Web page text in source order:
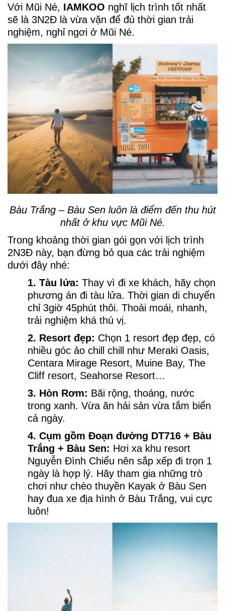
Với Mũi Né, IAMKOO nghĩ lịch trình tốt nhất
sẽ là 3N2Đ là vừa vặn để đủ thời gian trải
nghiệm, nghỉ ngơi ở Mũi Né.
Bàu Trắng – Bàu Sen luôn là điểm đến thu hút
nhất ở khu vực Mũi Né.
Trong khoảng thời gian gói gọn với lịch trình
2N3Đ này, bạn đừng bỏ qua các trải nghiệm
dưới đây nhé:
1. Tàu lửa: Thay vì đi xe khách, hãy chọn
phương án đi tàu lửa. Thời gian di chuyển
chỉ 3giờ 45phút thôi. Thoải moái, nhanh,
trải nghiệm khá thú vị.
2. Resort đẹp: Chọn 1 resort đẹp đẹp, có
nhiều góc ảo chill chill như Meraki Oasis,
Centara Mirage Resort, Muine Bay, The
Cliff resort, Seahorse Resort…
3. Hòn Rơm: Bãi rộng, thoáng, nước
trong xanh. Vừa ăn hải sản vừa tắm biển
cả ngày.
4. Cụm gồm Đoạn đường DT716 + Bàu
Trắng + Bàu Sen: Hơi xa khu resort
Nguyễn Đình Chiểu nên sắp xếp đi trọn 1
ngày là hợp lý. Hãy tham gia những trò
chơi như chèo thuyền Kayak ở Bàu Sen
hay đua xe địa hình ở Bàu Trắng, vui cực
luôn!